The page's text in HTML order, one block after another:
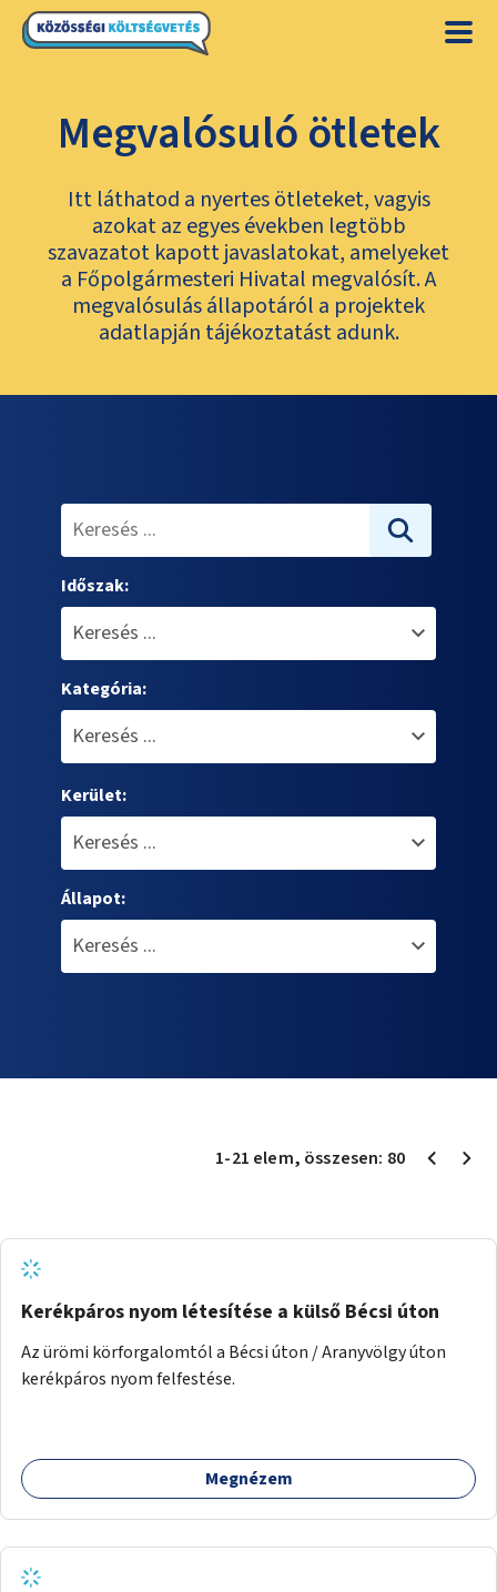
Megvalósuló ötletek
Itt láthatod a nyertes ötleteket, vagyis
azokat az egyes években legtöbb
szavazatot kapott javaslatokat, amelyeket
a Főpolgármesteri Hivatal megvalósít. A
megvalósulás állapotáról a projektek
adatlapján tájékoztatást adunk.
Időszak:
Kategória:
Kerület:
Állapot:
1-21 elem, összesen: 80
Kerékpáros nyom létesítése a külső Bécsi úton
Az ürömi körforgalomtól a Bécsi úton / Aranyvölgy úton
kerékpáros nyom felfestése.
Megnézem